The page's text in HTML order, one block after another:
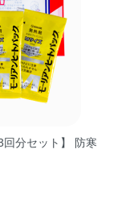
分セット】 防寒